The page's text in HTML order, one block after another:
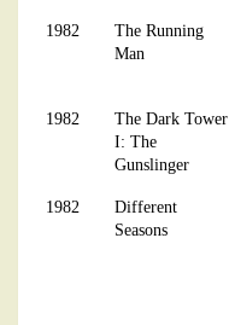
1982
The Running
Man
1982
The Dark Tower
I: The
Gunslinger
1982
Different
Seasons